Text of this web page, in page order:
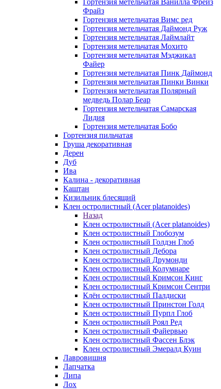
Гортензия метельчатая Ванилла Фрейз
Фрайз
Гортензия метельчатая Вимс ред
Гортензия метельчатая Даймонд Руж
Гортензия метельчатая Лаймлайт
Гортензия метельчатая Мохито
Гортензия метельчатая Мэджикал
Файер
Гортензия метельчатая Пинк Даймонд
Гортензия метельчатая Пинки Винки
Гортензия метельчатая Полярный
медведь Полар Беар
Гортензия метельчатая Самарская
Лидия
Гортензия метельчатая Бобо
Гортензия пильчатая
Груша декоративная
Дерен
Дуб
Ива
Калина - декоративная
Каштан
Кизильник блесящий
Клен остролистный (Acer platanoides)
Назад
Клен остролистный (Acer platanoides)
Клен остролистный Глобозум
Клен остролистный Голдэн Глоб
Клен остролистный Дебора
Клен остролистный Друмонди
Клен остролистный Колумнаре
Клен остролистный Кримсон Кинг
Клен остролистный Кримсон Сентри
Клён остролистный Палдиски
Клен остролистный Принстoн Голд
Клен остролистный Пурпл Глоб
Клен остролистный Роял Ред
Клен остролистный Файервью
Клен остролистный Фассен Блэк
Клен остролистный Эмералд Куин
Лавровишня
Лапчатка
Липа
Лох